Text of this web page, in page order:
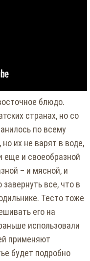
блюдо.
странах, но со
по всему
их не варят в воде,
еще и своеобразной
– и мясной, и
все, что в
Тесто тоже
его на
использовали
применяют
будет подробно